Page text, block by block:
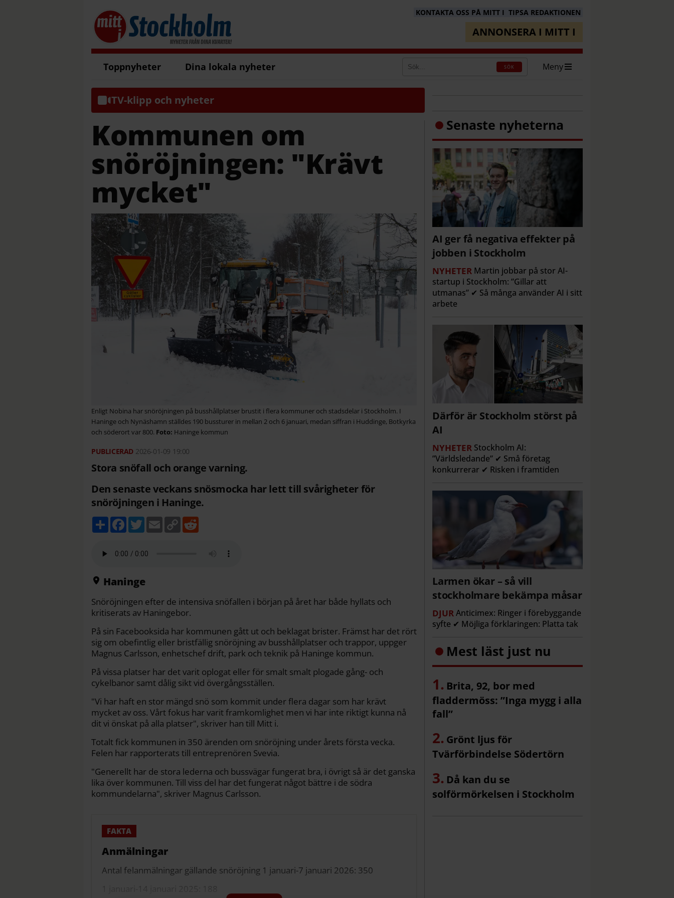
KONTAKTA OSS PÅ MITT I TIPSA REDAKTIONEN
ANNONSERA I MITT I
Toppnyheter Dina lokala nyheter SÖK Meny
TV-klipp och nyheter
Kommunen om
snöröjningen: "Krävt
mycket"
Enligt Nobina har snöröjningen på busshållplatser brustit i flera kommuner och stadsdelar i Stockholm. I
Haninge och Nynäshamn ställdes 190 bussturer in mellan 2 och 6 januari, medan siffran i Huddinge, Botkyrka
och söderort var 800.
Haninge kommun
2026-01-09 19:00
Stora snöfall och orange varning.
Den senaste veckans snösmocka har lett till svårigheter för
snöröjningen i Haninge.
D
e
F
c
b
T
w
t
E
m
a
C
o
p
Haninge
Snöröjningen efter de intensiva snöfallen i början på året har både hyllats och
kritiserats av Haningebor.
På sin Facebooksida har kommunen gått ut och beklagat brister. Främst har det rört
sig om obefintlig eller bristfällig snöröjning av busshållplatser och trappor, uppger
Magnus Carlsson, enhetschef drift, park och teknik på Haninge kommun.
På vissa platser har det varit oplogat eller för smalt smalt plogade gång- och
cykelbanor samt dålig sikt vid övergångsställen.
"Vi har haft en stor mängd snö som kommit under flera dagar som har krävt
mycket av oss. Vårt fokus har varit framkomlighet men vi har inte riktigt kunna nå
dit vi önskat på alla platser", skriver han till Mitt i.
Totalt fick kommunen in 350 ärenden om snöröjning under årets första vecka.
Felen har rapporterats till entreprenören Svevia.
"Generellt har de stora lederna och bussvägar fungerat bra, i övrigt så är det ganska
lika över kommunen. Till viss del har det fungerat något bättre i de södra
kommundelarna", skriver Magnus Carlsson.
Anmälningar
Antal felanmälningar gällande snöröjning 1 januari-7 januari 2026: 350
Senaste nyheterna
AI ger få negativa effekter på
jobben i Stockholm
NYHETER Martin jobbar på stor AI-
startup i Stockholm: ”Gillar att
utmanas” ✔ Så många använder AI i sitt
arbete
Därför är Stockholm störst på
AI
NYHETER Stockholm AI:
”Världsledande” ✔ Små företag
konkurrerar ✔ Risken i framtiden
Larmen ökar – så vill
stockholmare bekämpa måsar
DJURAnticimex: Ringer i förebyggande
syfte ✔ Möjliga förklaringen: Platta tak
Mest läst just nu
Brita, 92, bor med
fladdermöss: ”Inga mygg i alla
fall”
Grönt ljus för
Tvärförbindelse Södertörn
Då kan du se
solförmörkelsen i Stockholm